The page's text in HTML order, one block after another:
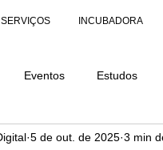
SERVIÇOS INCUBADORA
Eventos Estudos
AWARDS - CATEGORIA
5 de out. de 2025 3 min